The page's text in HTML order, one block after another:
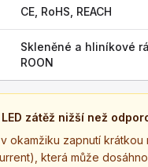
CE, RoHS, REACH
Skleněné a hliníkové
ROON
zátěž nižší než
okamžiku zapnutí krátkou
která může